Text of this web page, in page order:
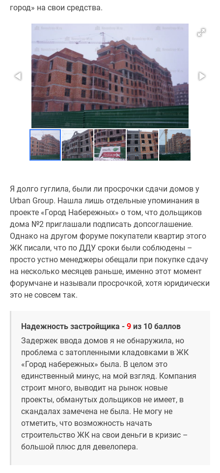
город» на свои средства.
Я долго гуглила, были ли просрочки сдачи домов у
Urban Group. Нашла лишь отдельные упоминания в
проекте «Город Набережных» о том, что дольщиков
дома №2 приглашали подписать допсоглашение.
Однако на другом форуме покупатели квартир этого
ЖК писали, что по ДДУ сроки были соблюдены –
просто устно менеджеры обещали при покупке сдачу
на несколько месяцев раньше, именно этот момент
форумчане и называли просрочкой, хотя юридически
это не совсем так.
Надежность застройщика - 9 из 10 баллов
Задержек ввода домов я не обнаружила, но
проблема с затопленными кладовками в ЖК
«Город набережных» была. В целом это
единственный минус, на мой взгляд. Компания
строит много, выводит на рынок новые
проекты, обманутых дольщиков не имеет, в
скандалах замечена не была. Не могу не
отметить, что возможность начать
строительство ЖК на свои деньги в кризис –
большой плюс для девелопера.